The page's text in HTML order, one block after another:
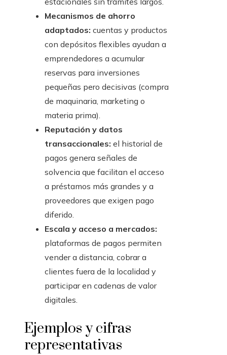
Mecanismos de ahorro
adaptados: cuentas y productos
con depósitos flexibles ayudan a
emprendedores a acumular
reservas para inversiones
pequeñas pero decisivas (compra
de maquinaria, marketing o
materia prima).
Reputación y datos
transaccionales: el historial de
pagos genera señales de
solvencia que facilitan el acceso
a préstamos más grandes y a
proveedores que exigen pago
diferido.
Escala y acceso a mercados:
plataformas de pagos permiten
vender a distancia, cobrar a
clientes fuera de la localidad y
participar en cadenas de valor
digitales.
Ejemplos y cifras
representativas